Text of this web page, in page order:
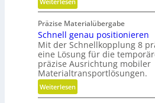
i
e
b
e
l
o
s
i
a
l
e
d
e
r
B
a
W
a
r
t
u
n
g
s
Präzise Materialübergabe
Schnell genau positionieren
Mit der Schnellkopplung 8
eine Lösung für die
präzise Ausrichtung mobiler
Materialtransportlösungen.
Weiterlesen:
S